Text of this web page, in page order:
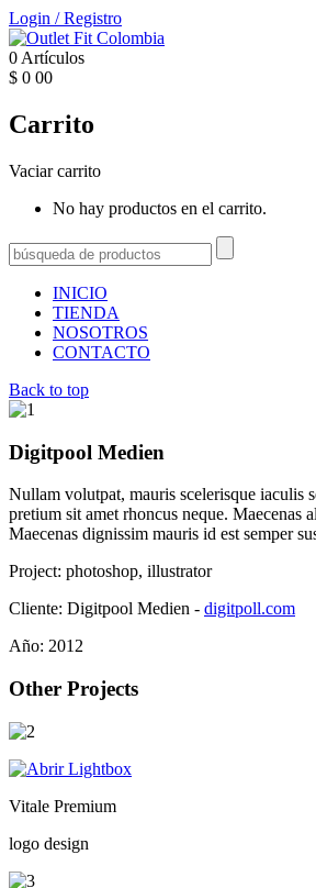
Login /Registro
0 Artículos
$ 0 00
Carrito
Vaciar carrito
No hay productos en el carrito.
INICIO
TIENDA
NOSOTROS
CONTACTO
Back to top
Digitpool Medien
Nullam volutpat, mauris scelerisque iaculis
pretium sit amet rhoncus neque. Maecenas
Maecenas dignissim mauris id est semper
Project: photoshop, illustrator
Cliente: Digitpool Medien - digitpoll.com
Año: 2012
Other Projects
Vitale Premium
logo design